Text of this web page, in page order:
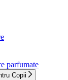
parfumate
Copii